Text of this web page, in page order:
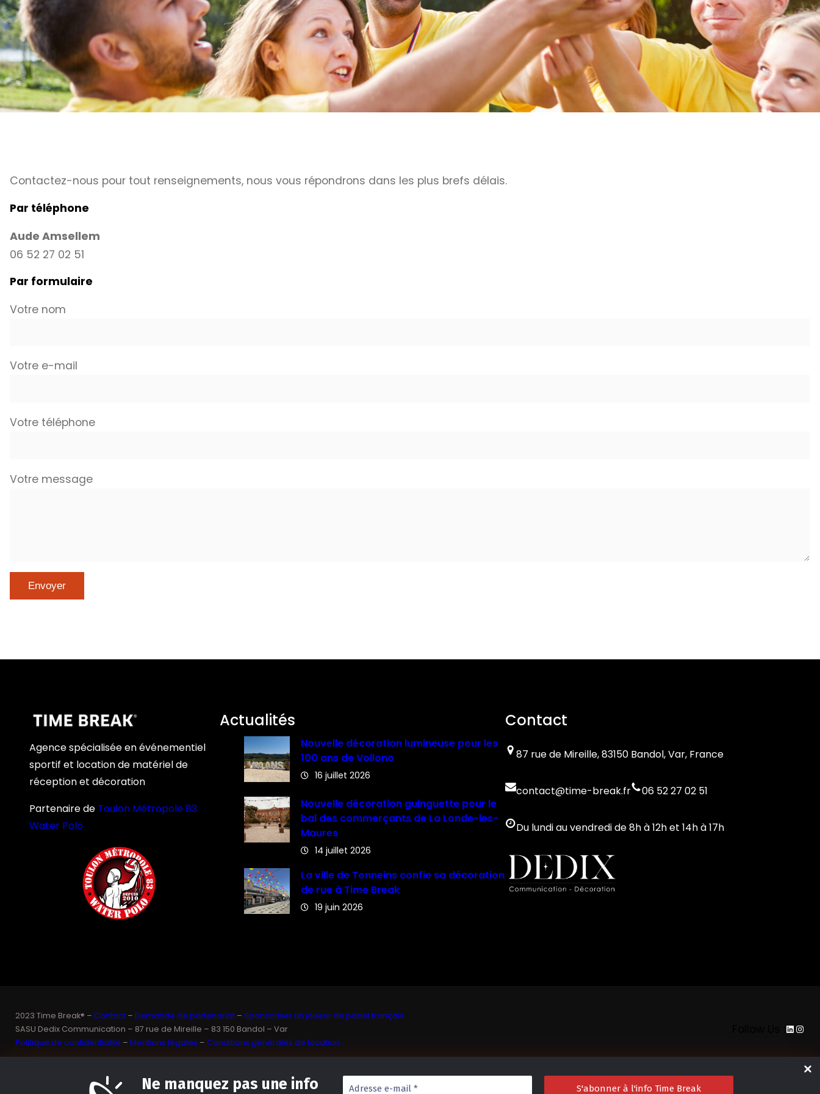
Contactez-nous pour tout renseignements, nous vous répondrons dans les plus brefs délais.
Par téléphone
Aude Amsellem
06 52 27 02 51
Par formulaire
Votre nom
Votre e-mail
Votre téléphone
Votre message
Ne manquez pas une info
Agence spécialisée en événementiel
sportif et location de matériel de
réception et décoration
Partenaire de Toulon Métropole 83
Water Polo
Actualités
Nouvelle décoration lumineuse pour les
100 ans de Vollono
16 juillet 2026
Nouvelle décoration guinguette pour le
bal des commerçants de La Londe-les-
Maures
14 juillet 2026
La ville de Tonneins confie sa décoration
de rue à Time Break
19 juin 2026
Contact
87 rue de Mireille, 83150 Bandol, Var, France
contact@time-break.fr 06 52 27 02 51
Du lundi au vendredi de 8h à 12h et 14h à 17h
2023 Time Break® – Contact – Demande de partenariat – Sponsoriser un joueur de padel français
SASU Dedix Communication – 87 rue de Mireille – 83 150 Bandol – Var
Politique de confidentialité – Mentions légales – Conditions générales de location